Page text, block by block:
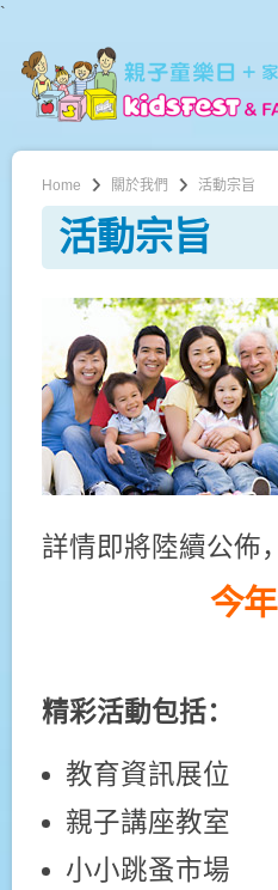
`
Home 關於我們 活動宗旨
活動宗旨
詳情即將陸續公佈
今
精彩活動包括：
教育資訊展位
親子講座教室
小小跳蚤市場